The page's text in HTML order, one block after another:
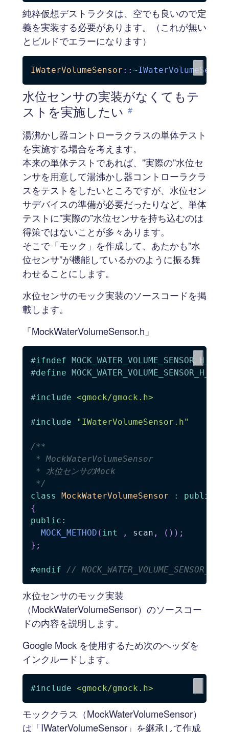
純粋仮想デストラクタは、空でも良いので定
義を実装する必要があります。（これが無い
とビルドでエラーになります）
IWaterVolumeSensor :: ~
水位センサの実装がなくてもテ
ストを実施したい #
湯沸かし器コントローラクラスの単体テスト
を実施する場合を考えます。
本来の単体テストであれば、”実際の”水位セ
ンサを用意して湯沸かし器コントローラクラ
スをテストをしたいところですが、水位セン
サデバイスの準備が必要だったりなど、単体
テストに”実際の”水位センサを持ち込むのは
得策ではないことが多々あります。
そこで「モック」を作成して、あたかも”水
位センサ”が機能しているかのように振る舞
わせることにします。
水位センサのモック実装のソースコードを掲
載します。
「MockWaterVolumeSensor.h」
#ifndef MOCK_WATER_VOLUME_SENSOR_H_
#define MOCK_WATER_VOLUME_SENSOR_H_
#include <gmock/gmock.h>
#include "IWaterVolumeSensor.h"
/**
* MockWaterVolumeSensor
* 水位センサのMock
*/
class
MockWaterVolumeSensor : public
{
public :
MOCK_METHOD ( int , scan , ( ) ) ;
} ;
#endif // MOCK_WATER_VOLUME_SENSOR_H_
水位センサのモック実装
（MockWaterVolumeSensor）のソースコー
ドの内容を説明します。
Google Mock を使用するため次のヘッダを
インクルードします。
#include <gmock/gmock.h>
モッククラス（MockWaterVolumeSensor）
は「IWaterVolumeSensor」を継承して作成